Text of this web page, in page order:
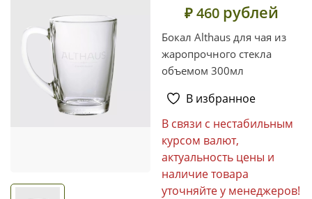
₽ 460 рублей
Бокал Althaus для чая из
жаропрочного стекла
объемом 300мл
В избранное
В связи с нестабильным
курсом валют,
актуальность цены и
наличие товара
уточняйте у менеджеров!